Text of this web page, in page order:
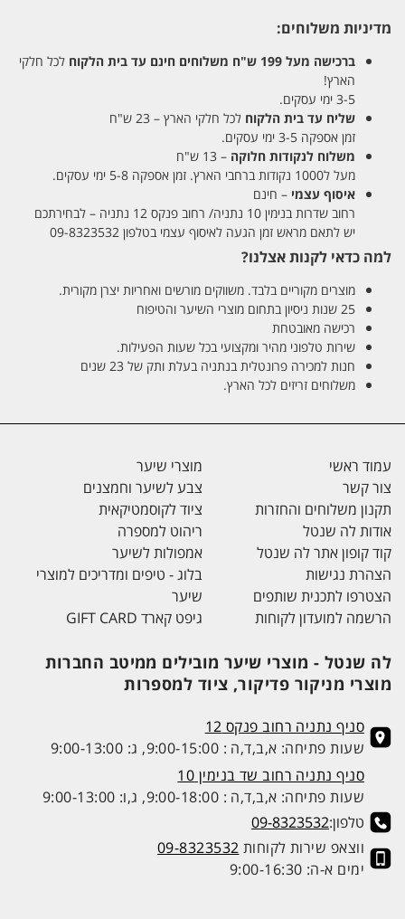
מדיניות משלוחים:
ברכישה מעל 199 ש"ח משלוחים חינם עד בית הלקוח לכל חלקי
הארץ!
3-5 ימי עסקים.
שליח עד בית הלקוח לכל חלקי הארץ – 23 ש"ח
זמן אספקה 3-5 ימי עסקים.
משלוח לנקודות חלוקה – 13 ש"ח
מעל ל1000 נקודות ברחבי הארץ. זמן אספקה 5-8 ימי עסקים.
איסוף עצמי – חינם
רחוב שדרות בנימין 10 נתניה/ רחוב פנקס 12 נתניה – לבחירתכם
יש לתאם מראש זמן הגעה לאיסוף עצמי בטלפון 09-8323532
למה כדאי לקנות אצלנו?
מוצרים מקוריים בלבד. משווקים מורשים ואחריות יצרן מקורית.
25 שנות ניסיון בתחום מוצרי השיער והטיפוח
רכישה מאובטחת
שירות טלפוני מהיר ומקצועי בכל שעות הפעילות.
חנות למכירה פרונטלית בנתניה בעלת ותק של 23 שנים
משלוחים זריזים לכל הארץ.
עמוד ראשי
צור קשר
תקנון משלוחים והחזרות
אודות לה שנטל
קוד קופון אתר לה שנטל
הצהרת נגישות
הצטרפו לתכנית שותפים
הרשמה למועדון לקוחות
מוצרי שיער
צבע לשיער וחמצנים
ציוד לקוסמטיקאית
ריהוט למספרה
אמפולות לשיער
בלוג - טיפים ומדריכים למוצרי
שיער
גיפט קארד GIFT CARD
לה שנטל - מוצרי שיער מובילים ממיטב החברות
מוצרי מניקור פדיקור, ציוד למספרות
סניף נתניה רחוב פנקס 12
שעות פתיחה: א,ב,ד,ה : 9:00-15:00, ג: 9:00-13:00
סניף נתניה רחוב שד בנימין 10
שעות פתיחה: א,ב,ד,ה : 9:00-18:00, ג,ו: 9:00-13:00
טלפון:09-8323532
ווצאפ שירות לקוחות 09-8323532
ימים א-ה: 9:00-16:30